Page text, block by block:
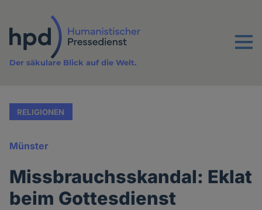
Inhalt
Menu
Der säkulare Blick auf die Welt.
RELIGIONEN
Münster
Missbrauchsskandal: Eklat
beim Gottesdienst